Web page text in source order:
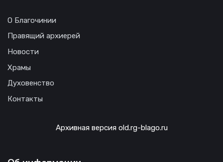
О Благочинии
Правящий архиерей
Новости
Храмы
Духовенство
Контакты
Архивная версия old.rg-blago.ru